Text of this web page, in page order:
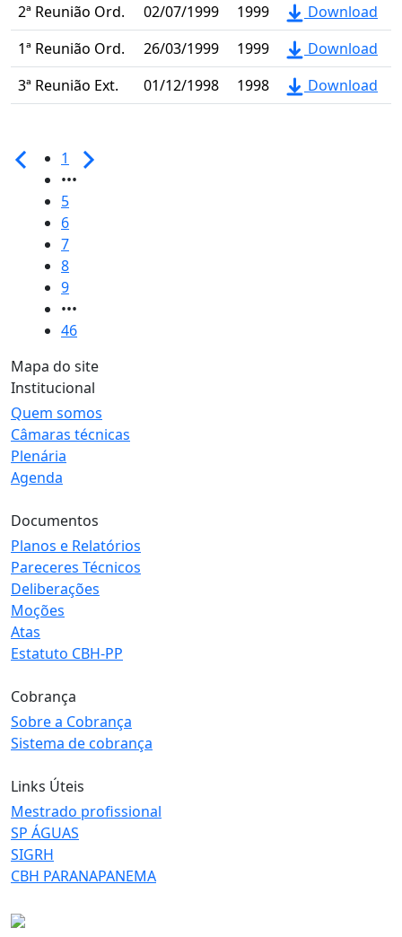
2ª Reunião Ord.
02/07/1999 1999
Download
1ª Reunião Ord.
26/03/1999 1999
Download
3ª Reunião Ext.
01/12/1998 1998 Download
1
•••
5
6
7
8
9
•••
46
Mapa do site
Institucional
Quem somos
Câmaras técnicas
Plenária
Agenda
Documentos
Planos e Relatórios
Pareceres Técnicos
Deliberações
Moções
Atas
Estatuto CBH-PP
Cobrança
Sobre a Cobrança
Sistema de cobrança
Links Úteis
Mestrado profissional
SP ÁGUAS
SIGRH
CBH PARANAPANEMA